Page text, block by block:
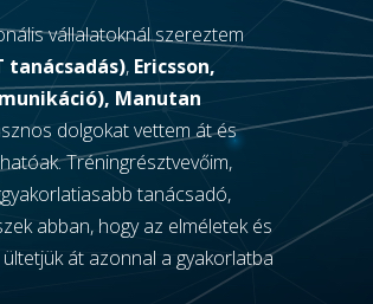
vállalatoknál szereztem
tanácsadás), Ericsson,
Manutan
dolgokat vettem át és
Tréningrésztvevőim,
tanácsadó,
abban, hogy az elméletek és
át azonnal a gyakorlatba